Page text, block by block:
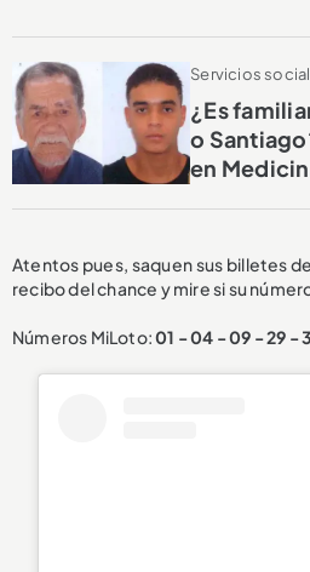
Servicios
¿Es
o
en
Atentos pues, saquen sus billetes
recibo del chance y mire si su
Números MiLoto:01 - 04 - 09 - 29 -